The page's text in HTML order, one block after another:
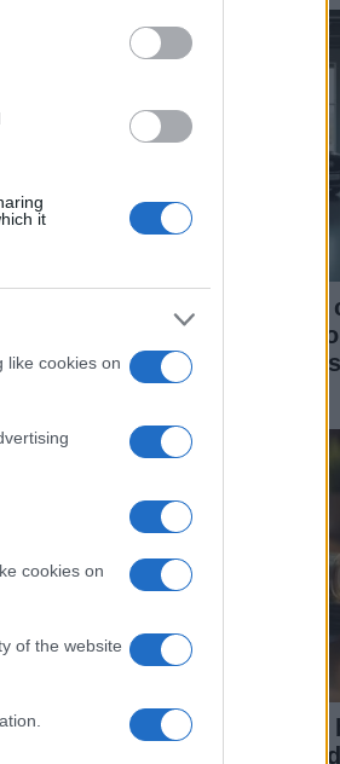
it
like cookies on
cookies on
of the website
Cómo los vehículos
están transformando
mercado
España
Guía para comparar
asistencias a la